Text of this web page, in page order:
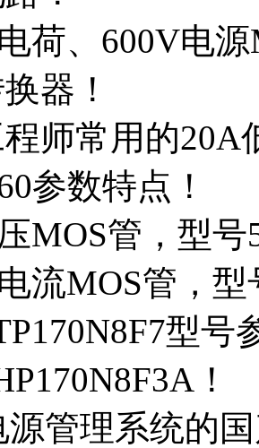
荷、600V电
器！
师常用的20A
参数特点！
MOS管，型
流MOS管，
型
！
源管理系统的